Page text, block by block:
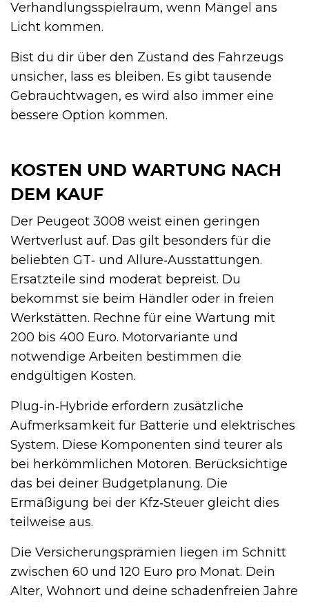
Verhandlungsspielraum, wenn Mängel ans
Licht kommen.
Bist du dir über den Zustand des Fahrzeugs
unsicher, lass es bleiben. Es gibt tausende
Gebrauchtwagen, es wird also immer eine
bessere Option kommen.
KOSTEN UND WARTUNG NACH
DEM KAUF
Der Peugeot 3008 weist einen geringen
Wertverlust auf. Das gilt besonders für die
beliebten GT‑ und Allure‑Ausstattungen.
Ersatzteile sind moderat bepreist. Du
bekommst sie beim Händler oder in freien
Werkstätten. Rechne für eine Wartung mit
200 bis 400 Euro. Motorvariante und
notwendige Arbeiten bestimmen die
endgültigen Kosten.
Plug‑in‑Hybride erfordern zusätzliche
Aufmerksamkeit für Batterie und elektrisches
System. Diese Komponenten sind teurer als
bei herkömmlichen Motoren. Berücksichtige
das bei deiner Budgetplanung. Die
Ermäßigung bei der Kfz‑Steuer gleicht dies
teilweise aus.
Die Versicherungsprämien liegen im Schnitt
zwischen 60 und 120 Euro pro Monat. Dein
Alter, Wohnort und deine schadenfreien Jahre